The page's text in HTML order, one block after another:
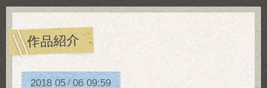
作品紹介
2018 05/06 09:59